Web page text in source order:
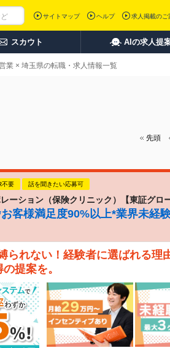
サイトマップ ヘルプ 求人掲載のご
スカウト AIの求人提
業 × 埼玉県の転職・求人情報一覧
先頭
不要 話を聞きたい応募可
ーション（保険クリニック）【東証グロ
客様満足度90%以上*業界未経
られない！経験者に選ばれる理
提案を。